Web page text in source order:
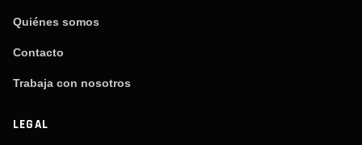
Quiénes somos
Contacto
Trabaja con nosotros
LEGAL